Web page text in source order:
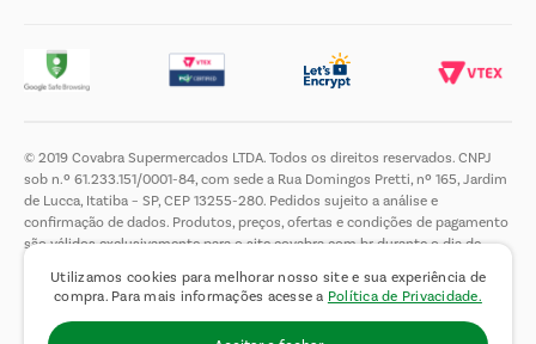
Utilizamos cookies para melhorar nosso site e sua experiência de
compra. Para mais informações acesse a Política de Privacidade.
© 2019 Covabra Supermercados LTDA. Todos os direitos reservados. CNPJ
sob n.º 61.233.151/0001-84, com sede a Rua Domingos Pretti, nº 165, Jardim
de Lucca, Itatiba – SP, CEP 13255-280. Pedidos sujeito a análise e
confirmação de dados. Produtos, preços, ofertas e condições de pagamento
são válidos exclusivamente para o site covabra.com.br durante o dia de
de limitar a quantidade máxima de produtos por compra por cliente. Não
vendemos no atacado. Fotos meramente ilustrativas.É proibida a venda e a
entrega de bebidas alcoólicas a menores de 18 (dezoito) anos, conforme Lei